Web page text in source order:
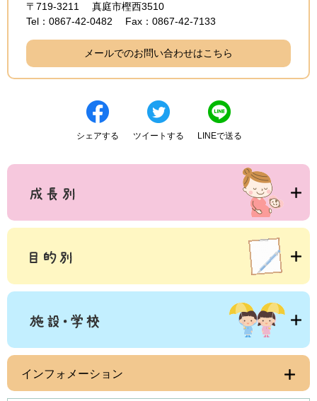
〒719-3211
真庭市樫西3510
Tel：0867-42-0482
Fax：0867-42-7133
メールでのお問い合わせはこちら
シェアする ツイートする LINEで送る
インフォメーション